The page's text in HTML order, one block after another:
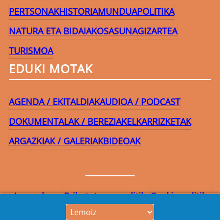
PERTSONAKHISTORIAMUNDUAPOLITIKA
NATURA ETA BIDAIAKOSASUNAGIZARTEA
TURISMOA
EDUKI MOTAK
AGENDA / EKITALDIAKAUDIOA / PODCAST
DOKUMENTALAK / BEREZIAKELKARRIZKETAK
ARGAZKIAK / GALERIAKBIDEOAK
Lege-oharraPribatutasun-politikaCookie politika